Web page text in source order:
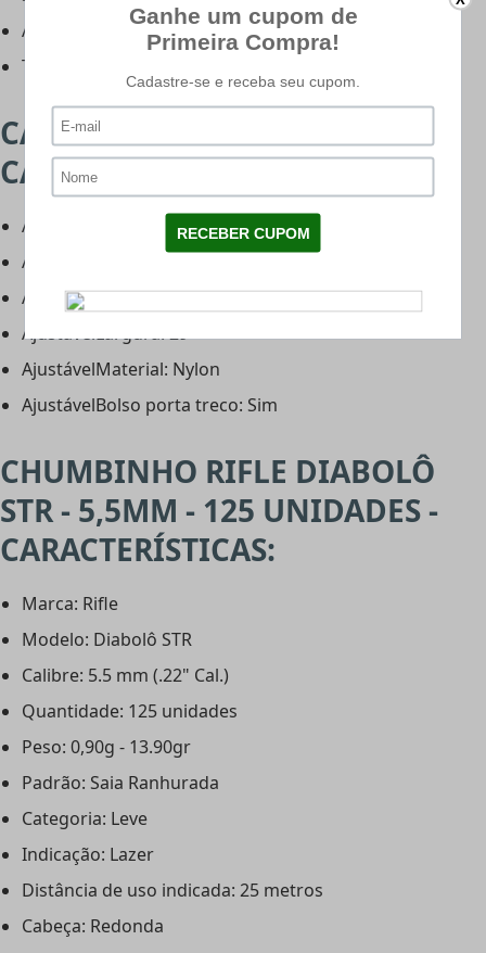
Ajustável: Sim, por torres
Tipo de ajuste: Por click (1 click = 1/2" 100Yds)
CAPA UNIVERSAL LC -
CARACTERÍSTICAS:
AjustávelFabricante: LojaDaCarabina
AjustávelCor: Preta
AjustávelComprimento: 122cm
AjustávelLargura: 29
AjustávelMaterial: Nylon
AjustávelBolso porta treco: Sim
CHUMBINHO RIFLE DIABOLÔ
STR - 5,5MM - 125 UNIDADES -
CARACTERÍSTICAS:
Marca: Rifle
Modelo: Diabolô STR
Calibre: 5.5 mm (.22" Cal.)
Quantidade: 125 unidades
Peso: 0,90g - 13.90gr
Padrão: Saia Ranhurada
Categoria: Leve
Indicação: Lazer
Distância de uso indicada: 25 metros
Cabeça: Redonda